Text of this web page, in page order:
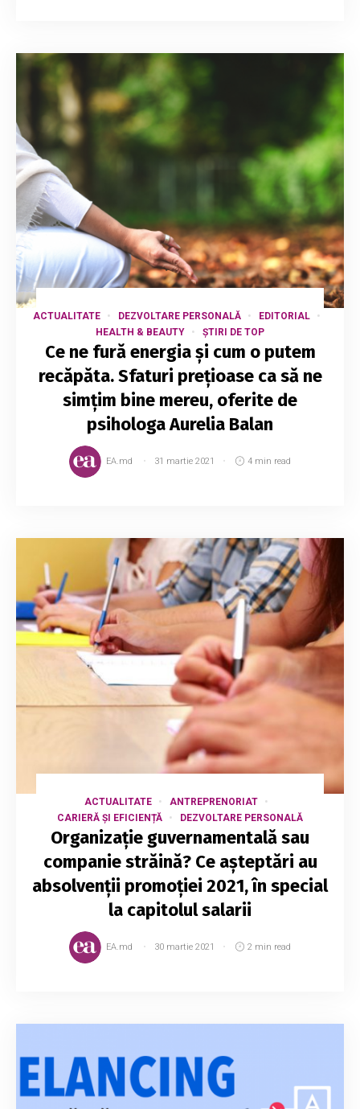
ACTUALITATE DEZVOLTARE PERSONALĂ
EDITORIAL
HEALTH & BEAUTY
ȘTIRI DE TOP
Ce ne fură energia și cum o putem
recăpăta. Sfaturi prețioase ca să ne
simțim bine mereu, oferite de
psihologa Aurelia Balan
EA.md 31 martie 2021 4 min read
ACTUALITATE
ANTREPRENORIAT
CARIERĂ ȘI EFICIENȚĂ
DEZVOLTARE PERSONALĂ
Organizație guvernamentală sau
companie străină? Ce așteptări au
absolvenții promoției 2021, în special
la capitolul salarii
EA.md 30 martie 2021 2 min read